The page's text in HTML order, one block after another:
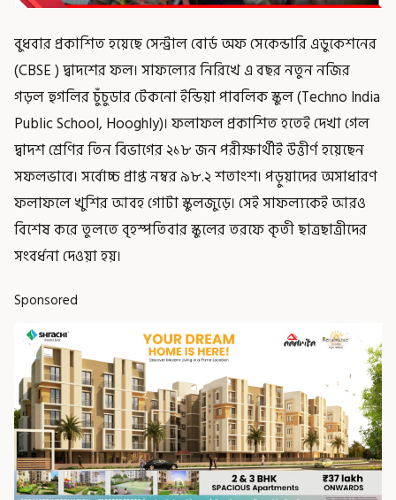
বুধবার প্রকাশিত হয়েছে সেন্ট্রাল বোর্ড অফ সেকেন্ডারি এডুকেশনের
(CBSE ) দ্বাদশের ফল। সাফল্যের নিরিখে এ বছর নতুন নজির
গড়ল হুগলির চুঁচুডার টেকনো ইন্ডিয়া পাবলিক স্কুল (Techno India
Public School, Hooghly)। ফলাফল প্রকাশিত হতেই দেখা গেল
দ্বাদশ শ্রেণির তিন বিভাগের ২১৮ জন পরীক্ষার্থীই উত্তীর্ণ হয়েছেন
সফলভাবে। সর্বোচ্চ প্রাপ্ত নম্বর ৯৮.২ শতাংশ। পড়ুয়াদের অসাধারণ
ফলাফলে খুশির আবহ গোটা স্কুলজুড়ে। সেই সাফল্যকেই আরও
বিশেষ করে তুলতে বৃহস্পতিবার স্কুলের তরফে কৃতী ছাত্রছাত্রীদের
সংবর্ধনা দেওয়া হয়।
Sponsored